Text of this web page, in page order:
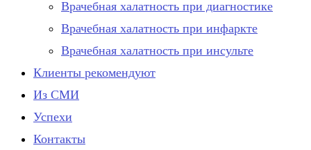
Врачебная халатность при диагностике
Врачебная халатность при инфаркте
Врачебная халатность при инсульте
Клиенты рекомендуют
Из СМИ
Успехи
Контакты